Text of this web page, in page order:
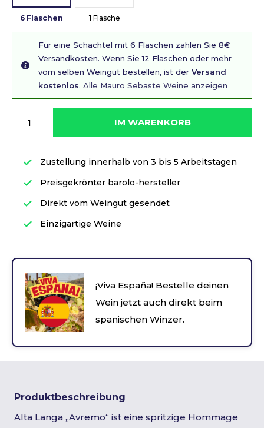
6 Flaschen 1 Flasche
Für eine Schachtel mit 6 Flaschen zahlen Sie 8€
Versandkosten. Wenn Sie 12 Flaschen oder mehr
vom selben Weingut bestellen, ist der Versand
kostenlos. Alle Mauro Sebaste Weine anzeigen
IM WARENKORB
Zustellung innerhalb von 3 bis 5 Arbeitstagen
Preisgekrönter barolo-hersteller
Direkt vom Weingut gesendet
Einzigartige Weine
¡Viva España! Bestelle deinen
Wein jetzt auch direkt beim
spanischen Winzer.
Produktbeschreibung
Alta Langa „Avremo“ ist eine spritzige Hommage